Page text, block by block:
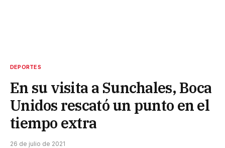
DEPORTES
En su visita a Sunchales, Boca
Unidos rescató un punto en el
tiempo extra
26 de julio de 2021